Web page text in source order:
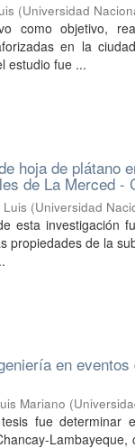
(Universidad
como objetivo,
en la
estudio fue ...
hoja de plátano
de La Merced -
(Universidad
esta investigación
propiedades de la
en
Mariano (
fue determinar